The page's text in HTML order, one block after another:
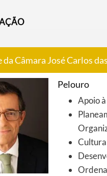
Câmara José Carlos
Pelouro
Apoio